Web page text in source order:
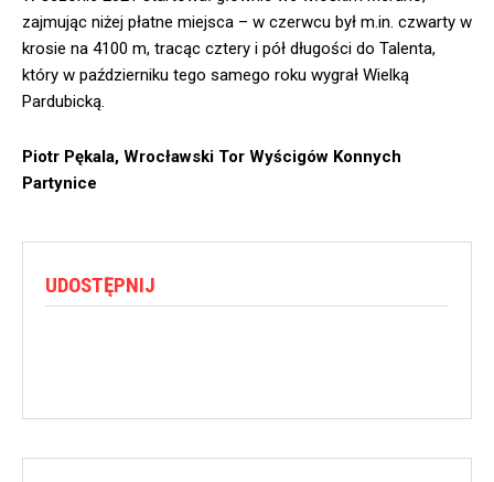
zajmując niżej płatne miejsca – w czerwcu był m.in. czwarty w
krosie na 4100 m, tracąc cztery i pół długości do Talenta,
który w październiku tego samego roku wygrał Wielką
Pardubicką.
Piotr Pękala, Wrocławski Tor Wyścigów Konnych
Partynice
UDOSTĘPNIJ